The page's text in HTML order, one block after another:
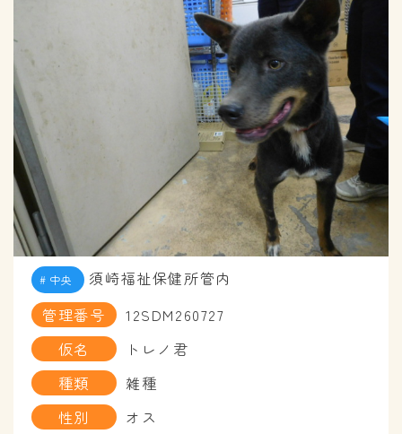
中央
須崎福祉保健所管内
管理番号
12SDM260727
仮名
トレノ君
種類
雑種
性別
オス